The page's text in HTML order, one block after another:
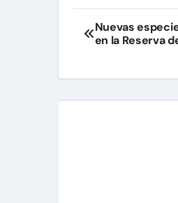
de
entradas
Nuevas
en la Reserva